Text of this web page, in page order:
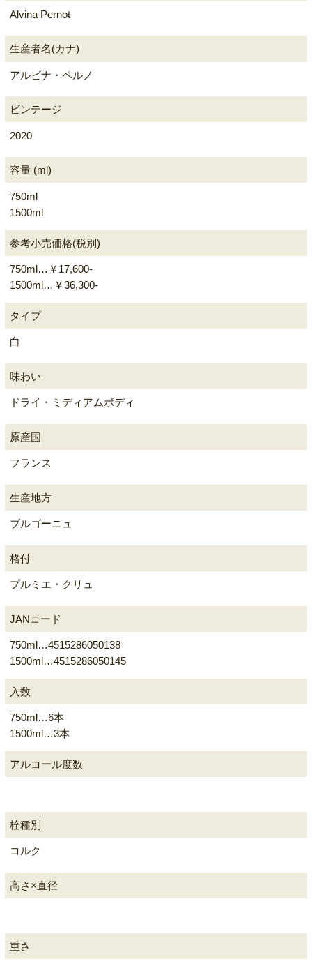
Alvina Pernot
生産者名(カナ)
アルビナ・ペルノ
ビンテージ
2020
容量 (ml)
750ml
1500ml
参考小売価格(税別)
750ml…￥17,600-
1500ml…￥36,300-
タイプ
白
味わい
ドライ・ミディアムボディ
原産国
フランス
生産地方
ブルゴーニュ
格付
プルミエ・クリュ
JANコード
750ml…4515286050138
1500ml…4515286050145
入数
750ml…6本
1500ml…3本
アルコール度数
栓種別
コルク
高さ×直径
重さ